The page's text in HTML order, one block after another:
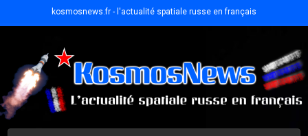
kosmosnews.fr - l'actualité spatiale russe en français